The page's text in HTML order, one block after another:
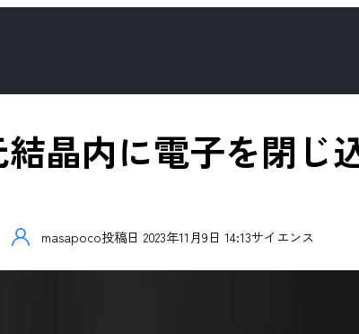
晶内に電子を閉じ
masapoco投稿日 2023年11月9日 14:13サイエンス